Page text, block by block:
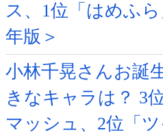
ス、1位「はめふ
年版＞
小林千晃さんお誕
きなキャラは？ 3
マッシュ、2位「